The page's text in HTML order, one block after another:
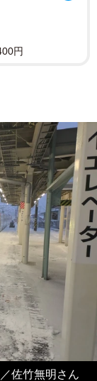
円
佐竹無明さん